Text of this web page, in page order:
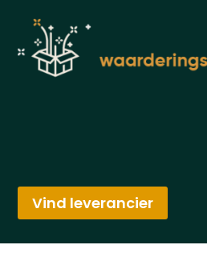
Vind leverancier